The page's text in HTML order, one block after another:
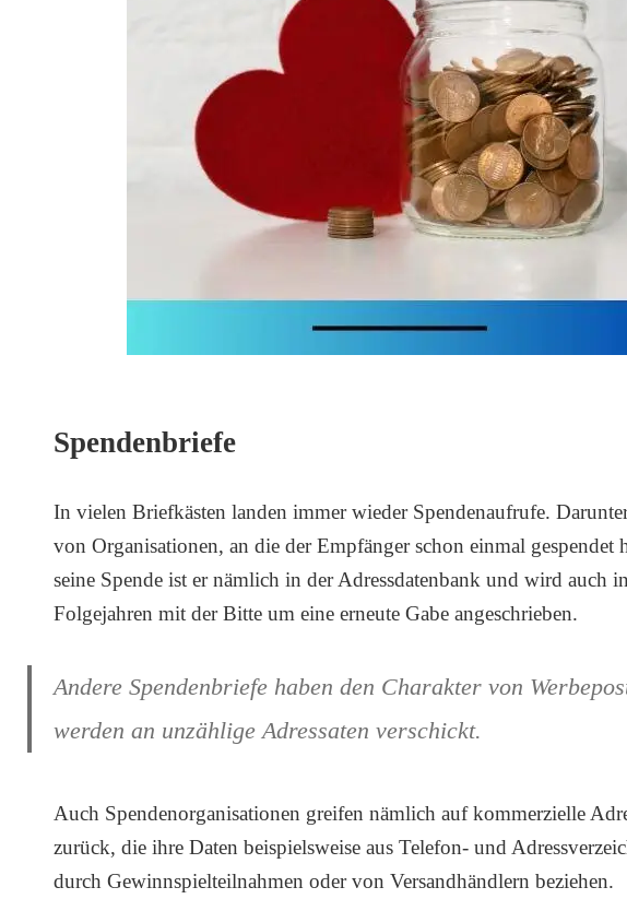
Spendenbriefe
In vielen Briefkästen landen immer wieder Spendenaufrufe.
von Organisationen, an die der Empfänger schon einmal gespendet
seine Spende ist er nämlich in der Adressdatenbank und wird auch
Folgejahren mit der Bitte um eine erneute Gabe angeschrieben.
Andere Spendenbriefe haben den Charakter von
werden an unzählige Adressaten verschickt.
Auch Spendenorganisationen greifen nämlich auf kommerzielle
zurück, die ihre Daten beispielsweise aus Telefon- und
durch Gewinnspielteilnahmen oder von Versandhändlern beziehen.